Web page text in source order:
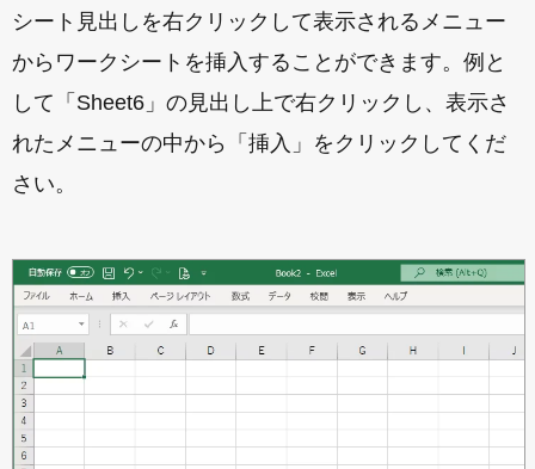
シート見出しを右クリックして表示されるメニュー
からワークシートを挿入することができます。例と
して「Sheet6」の見出し上で右クリックし、表示さ
れたメニューの中から「挿入」をクリックしてくだ
さい。